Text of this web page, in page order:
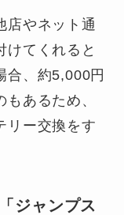
店やネット通
けてくれると
合、約5,000円
あるため、
リー交換をす
ジャンプス